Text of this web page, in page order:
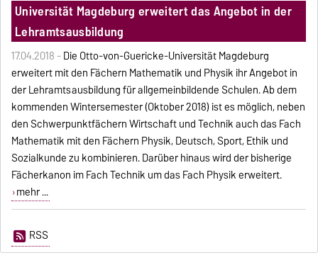
Universität Magdeburg erweitert das Angebot in der
Lehramtsausbildung
17.04.2018 -Die Otto-von-Guericke-Universität Magdeburg
erweitert mit den Fächern Mathematik und Physik ihr Angebot in
derLehramtsausbildung für allgemeinbildende Schulen. Ab dem
kommenden Wintersemester (Oktober 2018) ist es möglich, neben
den SchwerpunktfächernWirtschaftundTechnikauch das Fach
Mathematik mit den Fächern Physik, Deutsch, Sport, Ethik und
Sozialkunde zu kombinieren. Darüber hinaus wird der bisherige
Fächerkanon im Fach Technik um das Fach Physik erweitert.
mehr ...
RSS